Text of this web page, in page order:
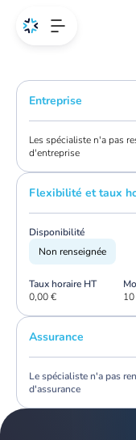
Entreprise
Les spécialiste n'a pas
d'entreprise
Flexibilité et taux
Disponibilité
Non renseignée
Taux horaire HT
0,00 €
Assurance
Le spécialiste n'a pas
d'assurance